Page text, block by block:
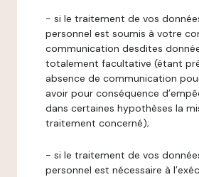
- si le traitement de vos
personnel est soumis à votre
communication desdites
totalement facultative (étant
absence de communication
avoir pour conséquence
dans certaines hypothèses la
traitement concerné);
- si le traitement de vos
personnel est nécessaire à